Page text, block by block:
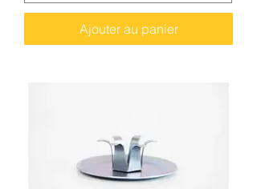
Ajouter au panier